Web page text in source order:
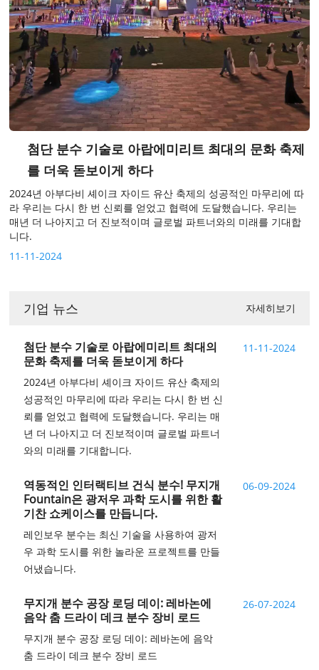
첨단 분수 기술로 아랍에미리트 최대의 문화 축제
를 더욱 돋보이게 하다
2024년 아부다비 셰이크 자이드 유산 축제의 성공적인 마무리에 따
라 우리는 다시 한 번 신뢰를 얻었고 협력에 도달했습니다. 우리는
매년 더 나아지고 더 진보적이며 글로벌 파트너와의 미래를 기대합
니다.
11-11-2024
기업 뉴스 자세히보기
첨단 분수 기술로 아랍에미리트 최대의
문화 축제를 더욱 돋보이게 하다
2024년 아부다비 셰이크 자이드 유산 축제의
성공적인 마무리에 따라 우리는 다시 한 번 신
뢰를 얻었고 협력에 도달했습니다. 우리는 매
년 더 나아지고 더 진보적이며 글로벌 파트너
와의 미래를 기대합니다.
11-11-2024
역동적인 인터랙티브 건식 분수! 무지개
Fountain은 광저우 과학 도시를 위한 활
기찬 쇼케이스를 만듭니다.
레인보우 분수는 최신 기술을 사용하여 광저
우 과학 도시를 위한 놀라운 프로젝트를 만들
어냈습니다.
06-09-2024
무지개 분수 공장 로딩 데이: 레바논에
음악 춤 드라이 데크 분수 장비 로드
무지개 분수 공장 로딩 데이: 레바논에 음악
춤 드라이 데크 분수 장비 로드
26-07-2024